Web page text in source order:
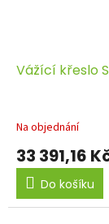
Vážící křeslo
Na objednání
33 391,16
Do košíku